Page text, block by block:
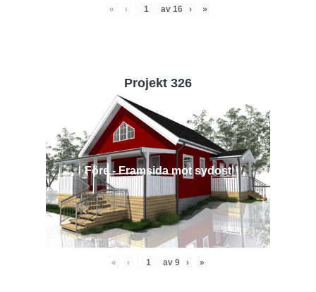
« ‹ av 16 › »
Projekt 326
Före - Framsida mot sydost
« ‹ av 9 › »